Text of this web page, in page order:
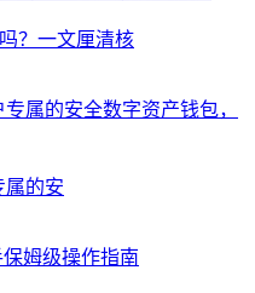
？一文厘清核
属的安